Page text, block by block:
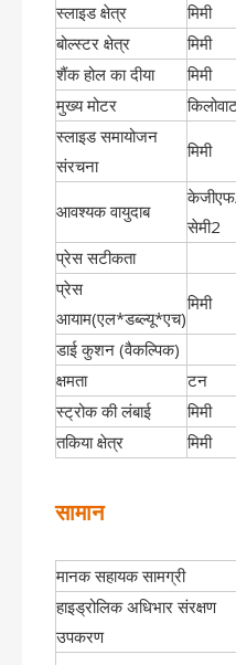
स्लाइड क्षेत्र
मिमी
बोल्स्टर क्षेत्र
मिमी
शैंक होल का दीया
मिमी
मुख्य मोटर
स्लाइड समायोजन
संरचना
मिमी
आवश्यक वायुदाब
सेमी2
प्रेस सटीकता
प्रेस
आयाम(एल*डब्ल्यू*एच)
मिमी
डाई कुशन (वैकल्पिक)
क्षमता
टन
स्ट्रोक की लंबाई
मिमी
तकिया क्षेत्र
मिमी
सामान
मानक सहायक सामग्री
हाइड्रोलिक अधिभार संरक्षण
उपकरण